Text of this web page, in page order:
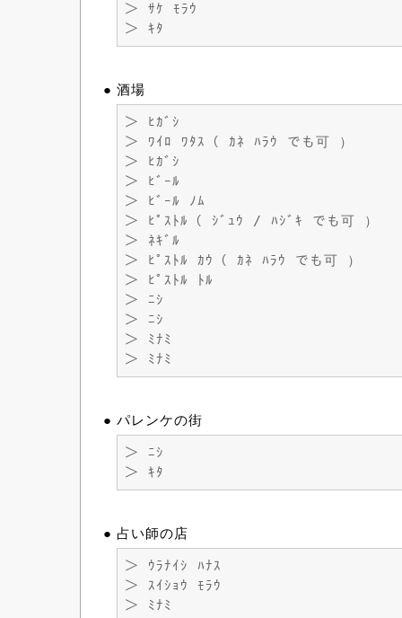
＞ ｻｹ ﾓﾗｳ
＞ ｷﾀ
● 酒場
＞ ﾋｶﾞｼ
＞ ﾜｲﾛ ﾜﾀｽ（ ｶﾈ ﾊﾗｳ でも可 ）
＞ ﾋｶﾞｼ
＞ ﾋﾞｰﾙ
＞ ﾋﾞｰﾙ ﾉﾑ
＞ ﾋﾟｽﾄﾙ（ ｼﾞｭｳ / ﾊｼﾞｷ でも可 ）
＞ ﾈｷﾞﾙ
＞ ﾋﾟｽﾄﾙ ｶｳ（ ｶﾈ ﾊﾗｳ でも可 ）
＞ ﾋﾟｽﾄﾙ ﾄﾙ
＞ ﾆｼ
＞ ﾆｼ
＞ ﾐﾅﾐ
＞ ﾐﾅﾐ
● パレンケの街
＞ ﾆｼ
＞ ｷﾀ
● 占い師の店
＞ ｳﾗﾅｲｼ ﾊﾅｽ
＞ ｽｲｼｮｳ ﾓﾗｳ
＞ ﾐﾅﾐ